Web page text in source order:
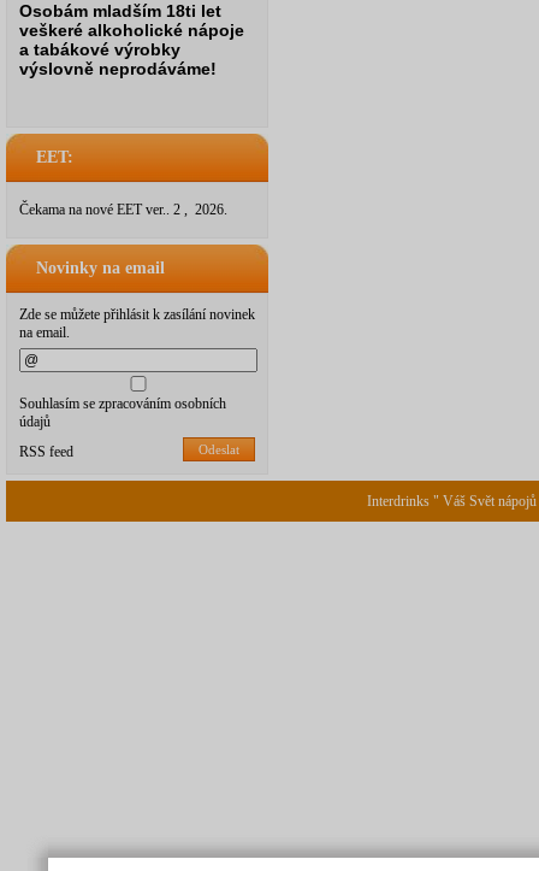
Osobám mladším 18ti let
veškeré alkoholické nápoje
a tabákové výrobky
výslovně neprodáváme!
EET:
Čekama na nové EET ver.. 2 , 2026.
Novinky na email
Zde se můžete přihlásit k zasílání novinek
na email.
Souhlasím se zpracováním osobních
údajů
Odeslat
RSS feed
Interdrinks " Váš Svět